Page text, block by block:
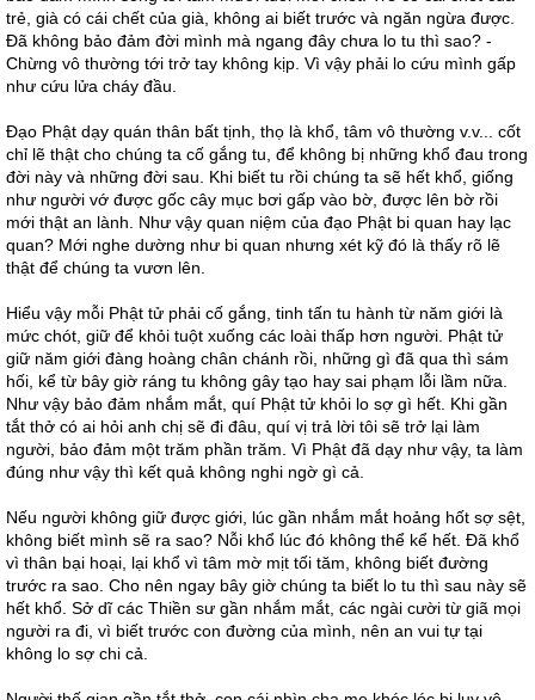
trẻ, già có cái chết của già, không ai biết trước và ngăn ngừa được.
Đã không bảo đảm đời mình mà ngang đây chưa lo tu thì sao? -
Chừng vô thường tới trở tay không kịp. Vì vậy phải lo cứu mình gấp
như cứu lửa cháy đầu.
Đạo Phật dạy quán thân bất tịnh, thọ là khổ, tâm vô thường v.v... cốt
chỉ lẽ thật cho chúng ta cố gắng tu, để không bị những khổ đau trong
đời này và những đời sau. Khi biết tu rồi chúng ta sẽ hết khổ, giống
như người vớ được gốc cây mục bơi gấp vào bờ, được lên bờ rồi
mới thật an lành. Như vậy quan niệm của đạo Phật bi quan hay lạc
quan? Mới nghe dường như bi quan nhưng xét kỹ đó là thấy rõ lẽ
thật để chúng ta vươn lên.
Hiểu vậy mỗi Phật tử phải cố gắng, tinh tấn tu hành từ năm giới là
mức chót, giữ để khỏi tuột xuống các loài thấp hơn người. Phật tử
giữ năm giới đàng hoàng chân chánh rồi, những gì đã qua thì sám
hối, kể từ bây giờ ráng tu không gây tạo hay sai phạm lỗi lầm nữa.
Như vậy bảo đảm nhắm mắt, quí Phật tử khỏi lo sợ gì hết. Khi gần
tắt thở có ai hỏi anh chị sẽ đi đâu, quí vị trả lời tôi sẽ trở lại làm
người, bảo đảm một trăm phần trăm. Vì Phật đã dạy như vậy, ta làm
đúng như vậy thì kết quả không nghi ngờ gì cả.
Nếu người không giữ được giới, lúc gần nhắm mắt hoảng hốt sợ sệt,
không biết mình sẽ ra sao? Nỗi khổ lúc đó không thể kể hết. Đã khổ
vì thân bại hoại, lại khổ vì tâm mờ mịt tối tăm, không biết đường
trước ra sao. Cho nên ngay bây giờ chúng ta biết lo tu thì sau này sẽ
hết khổ. Sở dĩ các Thiền sư gần nhắm mắt, các ngài cười từ giã mọi
người ra đi, vì biết trước con đường của mình, nên an vui tự tại
không lo sợ chi cả.